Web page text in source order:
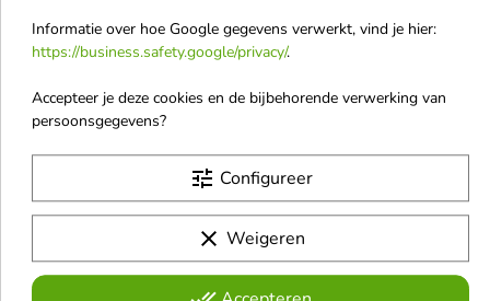
Body Butter 200 ml
Een iconische bodycrème met
hydrateert, de huid gladmaakt en
de stevigheid ervan verbetert.
€ 10,90
Gezichtsmasker,
kalmeert roodheid, 1
stuk
(Y-Zone Lifting) is een intensief
regenererende behandeling die
kalmeert en roodheid vermindert.
€ 6,70
favorite_border
Informatie over hoe Google gegevens verwerkt, vind je hier:
https://business.safety.google/privacy/.
Accepteer je deze cookies en de bijbehorende verwerking van
persoonsgegevens?
tune Configureer
clear Weigeren